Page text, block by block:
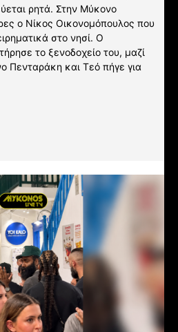
ρητά. Στην Μύκονο
ο Νίκος Οικονομόπουλος που
στο νησί. Ο
το ξενοδοχείο του, μαζί
Πενταράκη και Τεό πήγε για